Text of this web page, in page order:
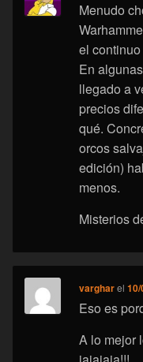
Menudo
el
En
llegado a
precios
qué.
orcos
edición)
menos.
Misterios
vargharel
Eso es
A lo mejor